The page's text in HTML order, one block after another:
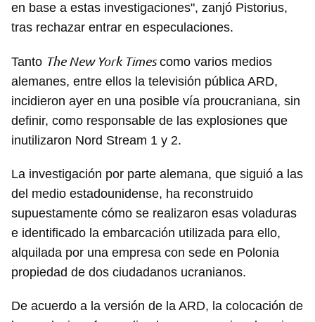
en base a estas investigaciones", zanjó Pistorius,
tras rechazar entrar en especulaciones.
Tanto The New York Timescomo varios medios
alemanes, entre ellos la televisión pública ARD,
incidieron ayer en una posible vía proucraniana, sin
definir, como responsable de las explosiones que
inutilizaron Nord Stream 1 y 2.
La investigación por parte alemana, que siguió a las
del medio estadounidense, ha reconstruido
supuestamente cómo se realizaron esas voladuras
e identificado la embarcación utilizada para ello,
alquilada por una empresa con sede en Polonia
propiedad de dos ciudadanos ucranianos.
De acuerdo a la versión de la ARD, la colocación de